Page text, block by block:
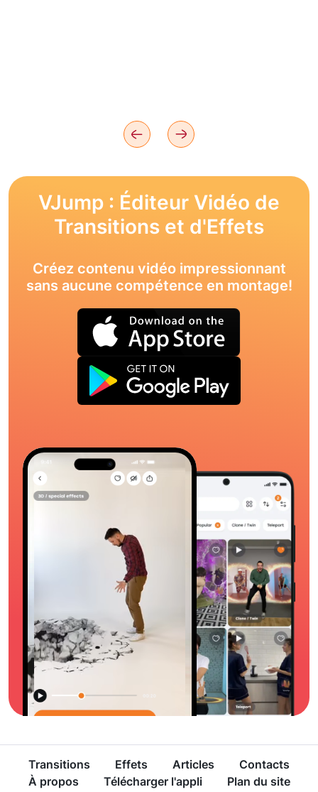
VJump : Éditeur Vidéo de
Transitions et d'Effets
Créez contenu vidéo impressionnant
sans aucune compétence en montage!
Transitions Effets Articles
Contacts
À propos
Télécharger l'appli Plan du site